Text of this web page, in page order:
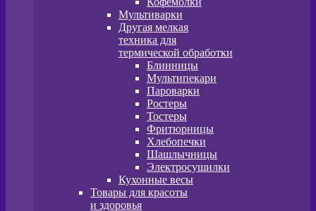
Мультиварки
Другая мелкая
техника для
термической обработки
Блинницы
Мультипекари
Пароварки
Ростеры
Тостеры
Фритюрницы
Хлебопечки
Шашлычницы
Электросушилки
Кухонные весы
Товары для красоты
и здоровья